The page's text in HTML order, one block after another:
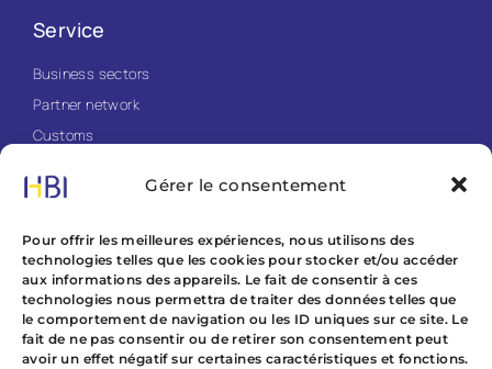
Gérer le consentement
Pour offrir les meilleures expériences, nous utilisons des
technologies telles que les cookies pour stocker et/ou accéder
aux informations des appareils. Le fait de consentir à ces
technologies nous permettra de traiter des données telles que
le comportement de navigation ou les ID uniques sur ce site. Le
fait de ne pas consentir ou de retirer son consentement peut
avoir un effet négatif sur certaines caractéristiques et fonctions.
Service
Business sectors
Partner network
Customs
Quotation form
News HBI
News HBI